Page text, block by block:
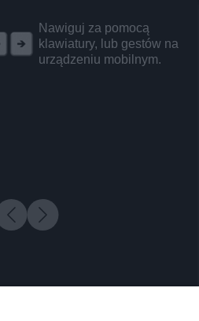
Nawiguj za pomocą
klawiatury, lub gestów na
urządzeniu mobilnym.